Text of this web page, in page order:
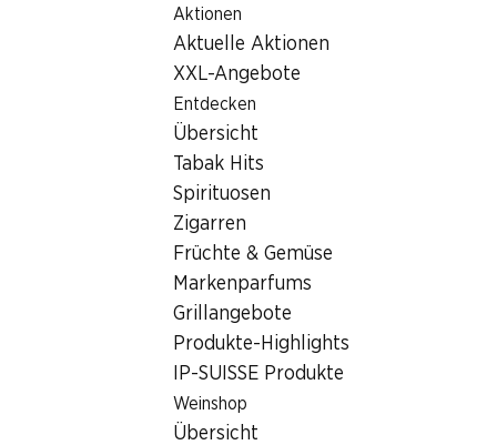
Aktionen
Aktuelle Aktionen
XXL-Angebote
Entdecken
Übersicht
Tabak Hits
Spirituosen
Zigarren
Früchte & Gemüse
Markenparfums
Grillangebote
Produkte-Highlights
IP-SUISSE Produkte
Weinshop
Übersicht
Filialsuche
Denner Filiale Oedenhofstrasse 1c, 9300 Wittenbach
9300 Wittenbach
Oedenhofstrasse 1c, 9300 Wittenbach
Zur Wegbeschreibung
Öffnungszeiten